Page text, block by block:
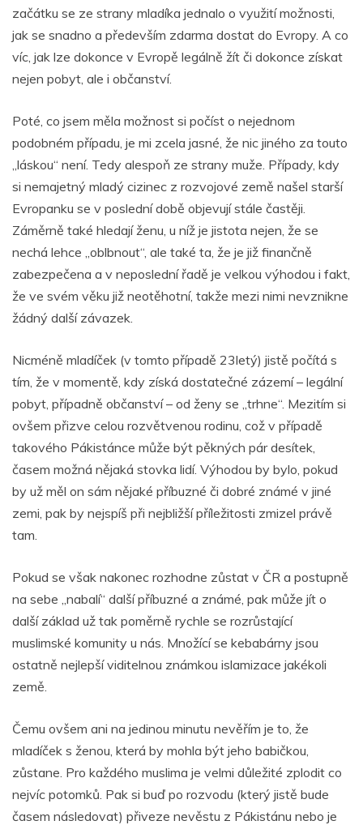
začátku se ze strany mladíka jednalo o využití možnosti,
jak se snadno a především zdarma dostat do Evropy. A co
víc, jak lze dokonce v Evropě legálně žít či dokonce získat
nejen pobyt, ale i občanství.
Poté, co jsem měla možnost si počíst o nejednom
podobném případu, je mi zcela jasné, že nic jiného za touto
„láskou“ není. Tedy alespoň ze strany muže. Případy, kdy
si nemajetný mladý cizinec z rozvojové země našel starší
Evropanku se v poslední době objevují stále častěji.
Záměrně také hledají ženu, u níž je jistota nejen, že se
nechá lehce „oblbnout“, ale také ta, že je již finančně
zabezpečena a v neposlední řadě je velkou výhodou i fakt,
že ve svém věku již neotěhotní, takže mezi nimi nevznikne
žádný další závazek.
Nicméně mladíček (v tomto případě 23letý) jistě počítá s
tím, že v momentě, kdy získá dostatečné zázemí – legální
pobyt, případně občanství – od ženy se „trhne“. Mezitím si
ovšem přizve celou rozvětvenou rodinu, což v případě
takového Pákistánce může být pěkných pár desítek,
časem možná nějaká stovka lidí. Výhodou by bylo, pokud
by už měl on sám nějaké příbuzné či dobré známé v jiné
zemi, pak by nejspíš při nejbližší příležitosti zmizel právě
tam.
Pokud se však nakonec rozhodne zůstat v ČR a postupně
na sebe „nabalí“ další příbuzné a známé, pak může jít o
další základ už tak poměrně rychle se rozrůstající
muslimské komunity u nás. Množící se kebabárny jsou
ostatně nejlepší viditelnou známkou islamizace jakékoli
země.
Čemu ovšem ani na jedinou minutu nevěřím je to, že
mladíček s ženou, která by mohla být jeho babičkou,
zůstane. Pro každého muslima je velmi důležité zplodit co
nejvíc potomků. Pak si buď po rozvodu (který jistě bude
časem následovat) přiveze nevěstu z Pákistánu nebo je